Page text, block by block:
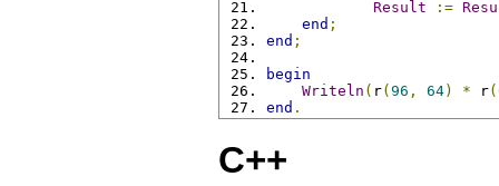
Result
:=
end ;
end ;
begin
Writeln ( r(96 , 64) * r(
end .
C++